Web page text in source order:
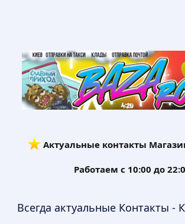
Актуальные контакты
Работаем с 10:00 до
Всегда актуальные Контакты -